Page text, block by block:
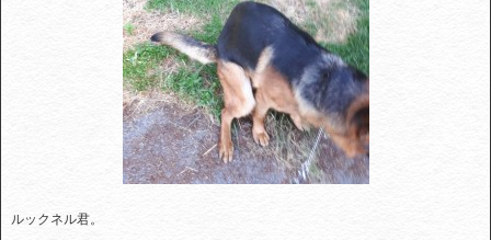
ルックネル君。